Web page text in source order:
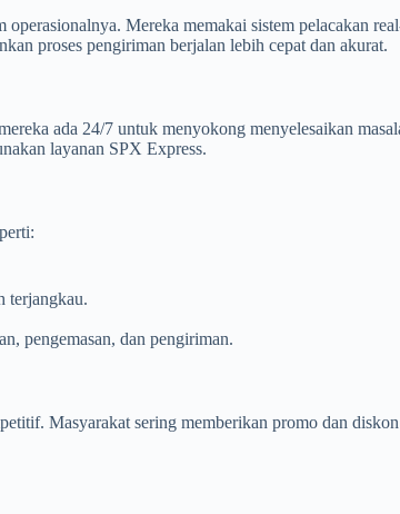
Mereka memakai sistem pelacakan
proses pengiriman berjalan lebih cepat dan akurat.
ada 24/7 untuk menyokong menyelesaikan
layanan SPX Express.
terjangkau.
pengemasan, dan pengiriman.
Masyarakat sering memberikan promo dan